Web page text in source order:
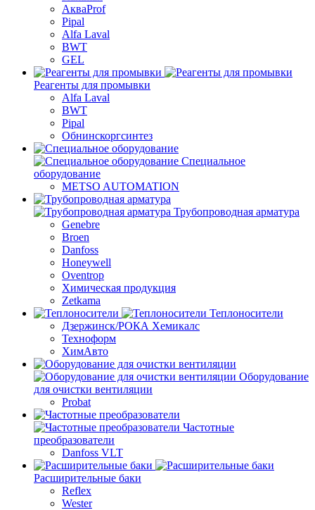
АкваProf
Pipal
Alfa Laval
BWT
GEL
Реагенты для промывки
Alfa Laval
BWT
Pipal
Обнинскоргсинтез
Специальное
оборудование
METSO AUTOMATION
Трубопроводная арматура
Genebre
Broen
Danfoss
Honeywell
Oventrop
Химическая продукция
Zetkama
Теплоносители
Дзержинск/РОКА Хемикалс
Техноформ
ХимАвто
Оборудование
для очистки вентиляции
Probat
Частотные
преобразователи
Danfoss VLT
Расширительные баки
Reflex
Wester